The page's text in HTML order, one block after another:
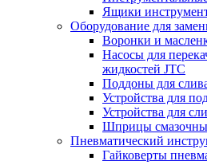
Ящики
Оборудование для
Воронки и
Насосы для
жидкостей JTC
Поддоны для
Устройства для
Устройства для
Шприцы
Пневматический
Гайковерты